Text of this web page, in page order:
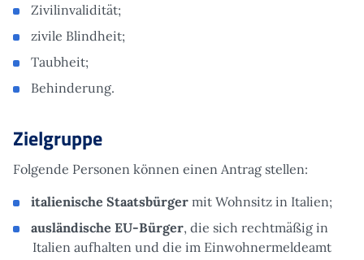
Zivilinvalidität;
zivile Blindheit;
Taubheit;
Behinderung.
Zielgruppe
Folgende Personen können einen Antrag stellen:
italienische Staatsbürger mit Wohnsitz in Italien;
ausländische EU-Bürger, die sich rechtmäßig in
Italien aufhalten und die im Einwohnermeldeamt